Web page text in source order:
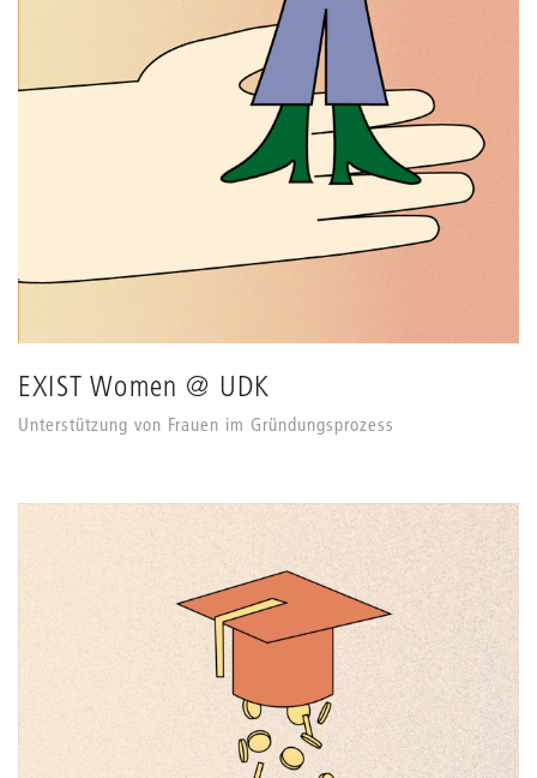
EXIST Women @ UDK
Unterstützung von Frauen im Gründungsprozess